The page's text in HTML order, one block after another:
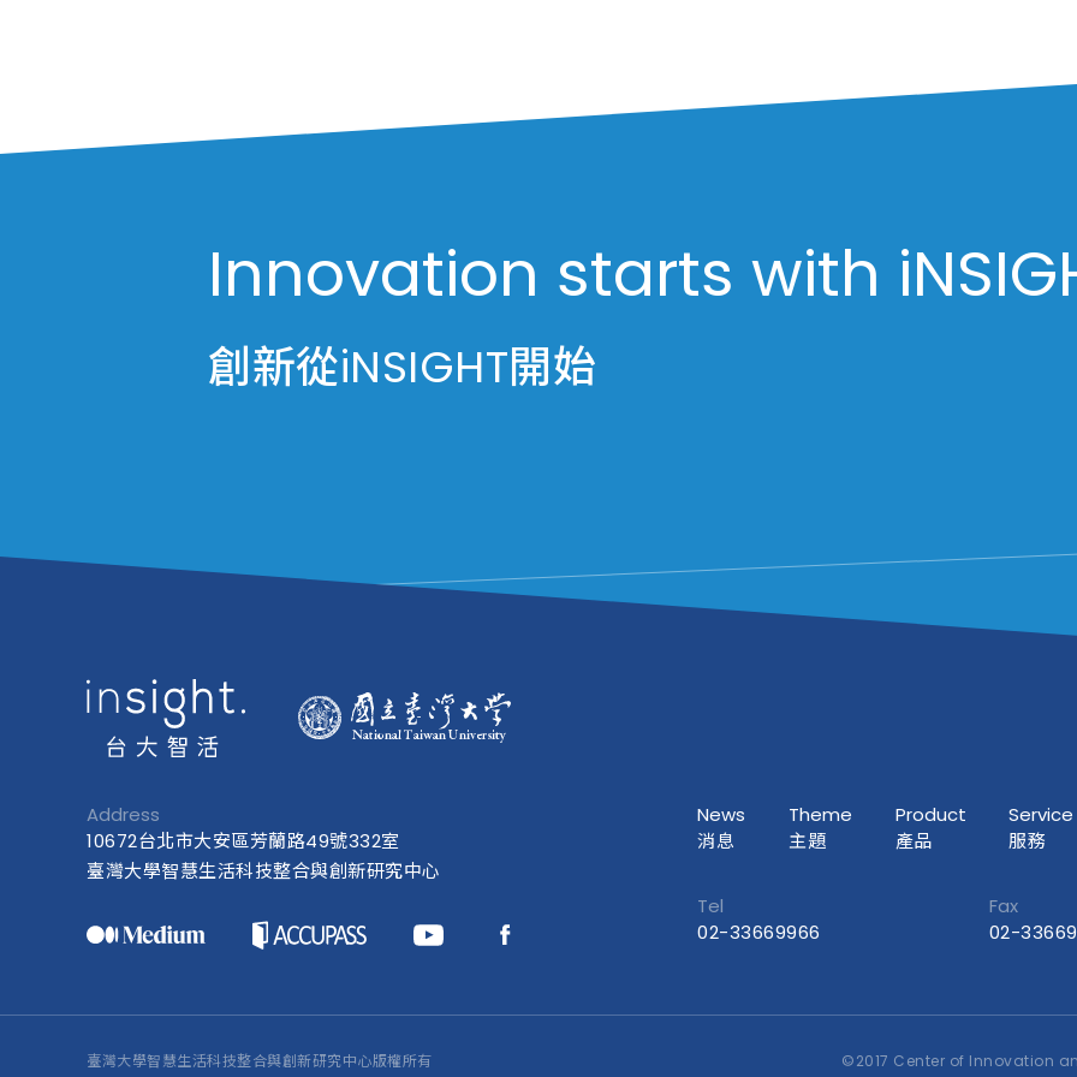
Innovation starts with
創新從iNSIGHT開始
News
消息
Theme
主題
Product
產品
Service
服務
Tel
02-33669966
Fax
02-
Address
10672台北市大安區芳蘭路49號332室
臺灣大學智慧生活科技整合與創新研究中心
臺灣大學智慧生活科技整合與創新研究中心版權所有 ©2017 Center of Innovation